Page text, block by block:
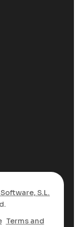
S.L.
Terms and